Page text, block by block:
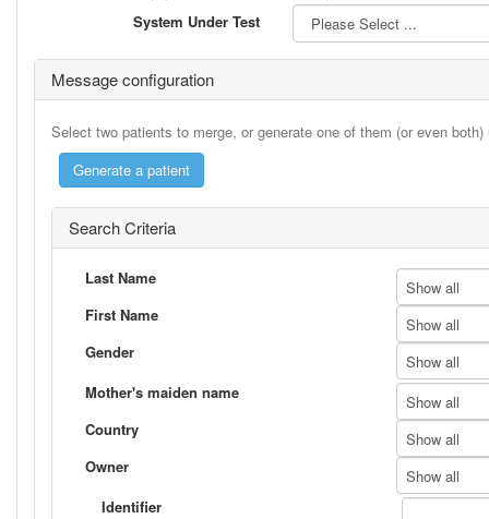
System Under Test
Message configuration
Select two patients to merge, or generate one of them (or even
Search Criteria
Last Name
Show all
First Name
Show all
Gender
Show all
Mother's maiden name
Show all
Country
Show all
Owner
Show all
Identifier